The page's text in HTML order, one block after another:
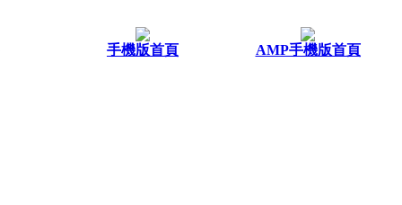
手機版首頁 AMP手機版首頁